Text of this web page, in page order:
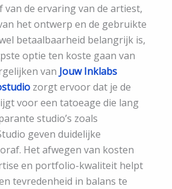
van de ervaring van de artiest,
het ontwerp en de gebruikte
betaalbaarheid belangrijk is,
optie ten koste gaan van
van Jouw Inklabs
zorgt ervoor dat je de
voor een tatoeage die lang
studio’s zoals
geven duidelijke
Het afwegen van kosten
en portfolio-kwaliteit helpt
tevredenheid in balans te